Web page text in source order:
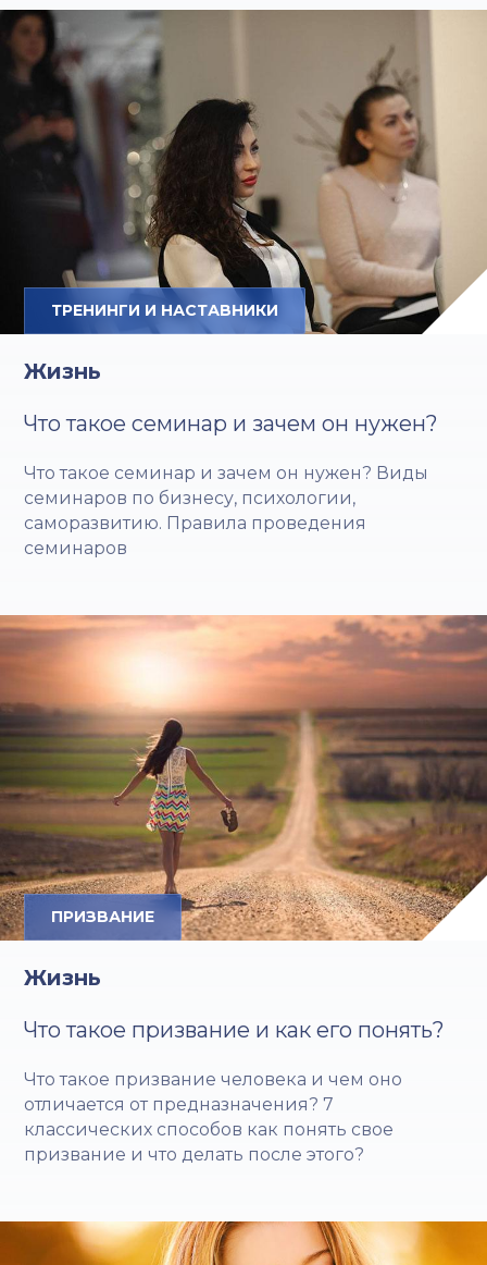
ТРЕНИНГИ И НАСТАВНИКИ
Жизнь
Что такое семинар и зачем он нужен?
Что такое семинар и зачем он нужен? Виды
семинаров по бизнесу, психологии,
саморазвитию. Правила проведения
семинаров
ПРИЗВАНИЕ
Жизнь
Что такое призвание и как его понять?
Что такое призвание человека и чем оно
отличается от предназначения? 7
классических способов как понять свое
призвание и что делать после этого?